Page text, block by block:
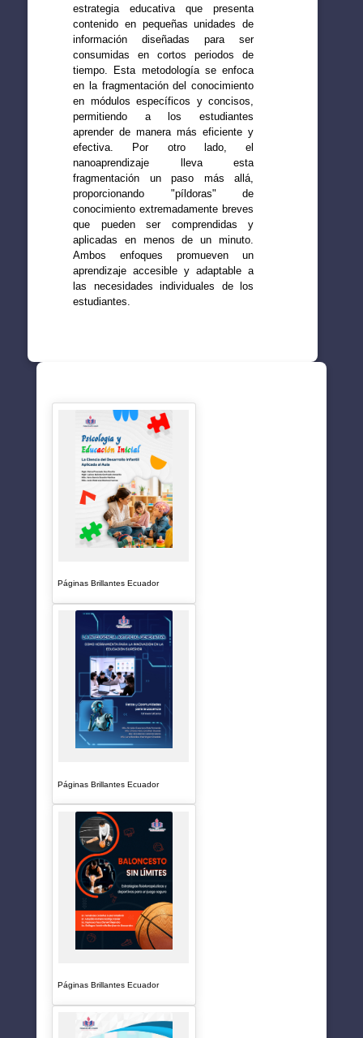
estrategia educativa que presenta
contenido en pequeñas unidades de
información diseñadas para ser
consumidas en cortos periodos de
tiempo. Esta metodología se enfoca
en la fragmentación del conocimiento
en módulos específicos y concisos,
permitiendo a los estudiantes
aprender de manera más eficiente y
efectiva. Por otro lado, el
nanoaprendizaje lleva esta
fragmentación un paso más allá,
proporcionando "píldoras" de
conocimiento extremadamente breves
que pueden ser comprendidas y
aplicadas en menos de un minuto.
Ambos enfoques promueven un
aprendizaje accesible y adaptable a
las necesidades individuales de los
estudiantes.
Páginas Brillantes Ecuador
Páginas Brillantes Ecuador
Páginas Brillantes Ecuador